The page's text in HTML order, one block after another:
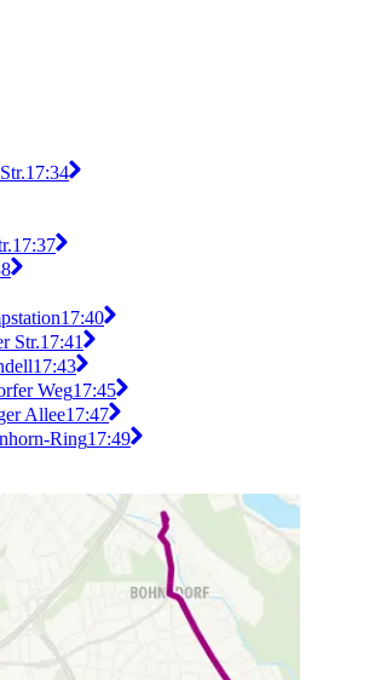
17:34
17:37
17:40
Str.17:41
17:43
Weg17:45
Allee17:47
Ring17:49